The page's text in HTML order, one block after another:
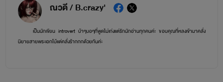
ณวดี / B.crazy'
เป็นนักเขียน introvert บ้าๆบอๆที่พูดไม่เก่งแต่รักนักอ่านทุกคนค่ะ ขอบคุณที่หลงเข้ามาคลั่ง
นิยายสายพระเอกโบ้แต่คลั่งร้ากกกด้วยกันค่ะ